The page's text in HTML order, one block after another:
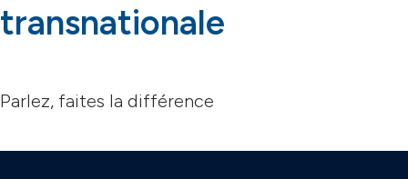
transnationale
Parlez, faites la différence